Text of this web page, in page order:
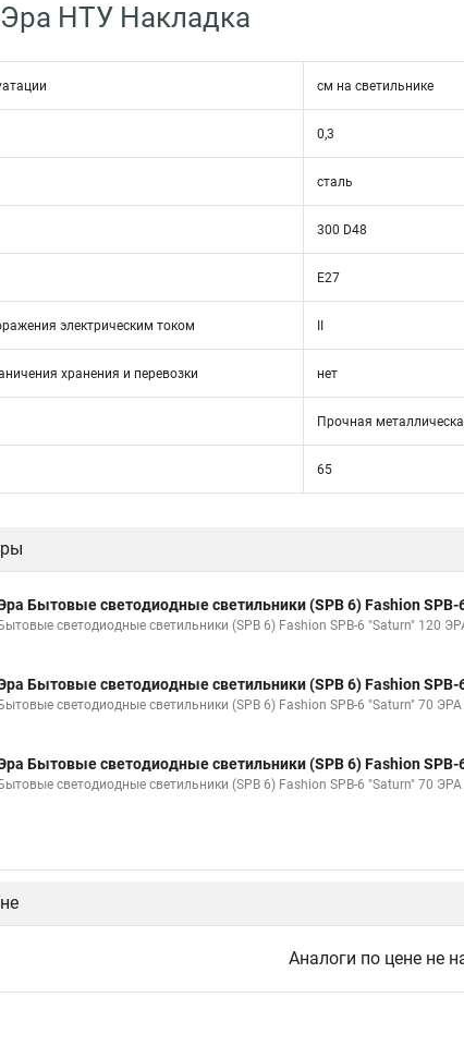
НТУ Накладка
см на светильнике
0,3
сталь
300 D48
Е27
электрическим током
хранения и перевозки нет
Прочная
65
Бытовые светодиодные светильники (SPB 6) Fashion SPB-
Бытовые светодиодные светильники (SPB 6) Fashion SPB-6 "Saturn" 120
Бытовые светодиодные светильники (SPB 6) Fashion SPB-
Бытовые светодиодные светильники (SPB 6) Fashion SPB-6 "Saturn" 70
Бытовые светодиодные светильники (SPB 6) Fashion SPB-
Бытовые светодиодные светильники (SPB 6) Fashion SPB-6 "Saturn" 70
Аналоги по цене не